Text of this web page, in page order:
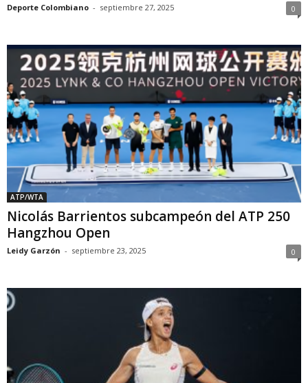
Deporte Colombiano - septiembre 27, 2025 0
ATP/WTA
Nicolás Barrientos subcampeón del ATP 250
Hangzhou Open
Leidy Garzón - septiembre 23, 2025 0